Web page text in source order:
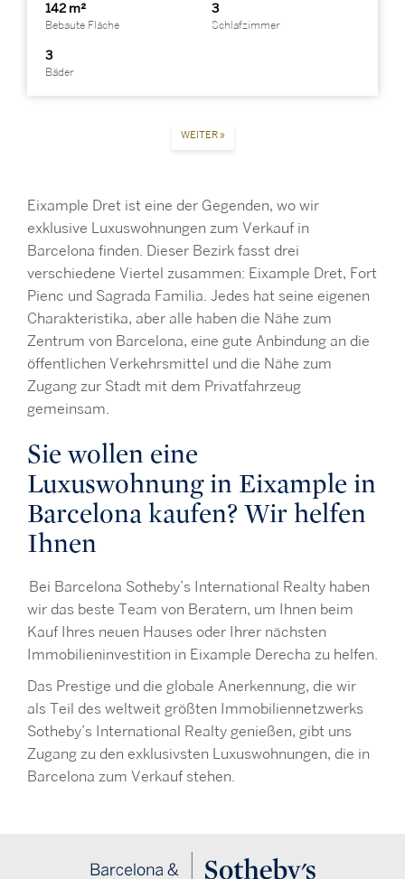
142 m²
Bebaute Fläche
3
Schlafzimmer
3
Bäder
WEITER »
Eixample Dret ist eine der Gegenden, wo wir
exklusive Luxuswohnungen zum Verkauf in
Barcelona finden. Dieser Bezirk fasst drei
verschiedene Viertel zusammen: Eixample Dret, Fort
Pienc und Sagrada Familia. Jedes hat seine eigenen
Charakteristika, aber alle haben die Nähe zum
Zentrum von Barcelona, eine gute Anbindung an die
öffentlichen Verkehrsmittel und die Nähe zum
Zugang zur Stadt mit dem Privatfahrzeug
gemeinsam.
Sie wollen eine
Luxuswohnung in Eixample in
Barcelona kaufen? Wir helfen
Ihnen
Bei Barcelona Sotheby’s International Realty haben
wir das beste Team von Beratern, um Ihnen beim
Kauf Ihres neuen Hauses oder Ihrer nächsten
Immobilieninvestition in Eixample Derecha zu helfen.
Das Prestige und die globale Anerkennung, die wir
als Teil des weltweit größten Immobiliennetzwerks
Sotheby’s International Realty genießen, gibt uns
Zugang zu den exklusivsten Luxuswohnungen, die in
Barcelona zum Verkauf stehen.